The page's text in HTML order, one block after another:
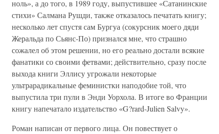
ноль», а до того, в 1989 году, выпустившее «Сатанинские
стихи» Салмана Рушди, также отказалось печатать книгу;
несколько лет спустя сам Бургуа (сокурсник моего дяди
Жеральда по Сьянс-По) признался мне, что страшно
сожалел об этом решении, но его реально достали всякие
фанатики со своими фетвами; действительно, сразу после
выхода книги Эллису угрожали некоторые
ультрарадикальные феминистки наподобие той, что
выпустила три пули в Энди Уорхола. В итоге во Франции
книгу напечатало издательство «G?rard-Julien Salvy».
Роман написан от первого лица. Он повествует о